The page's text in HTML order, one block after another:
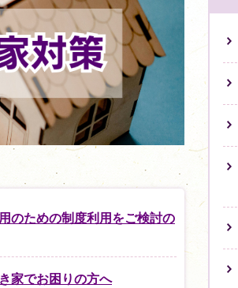
のための制度利用をご検討の
家でお困りの方へ